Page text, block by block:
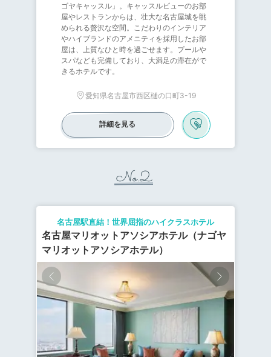
ゴヤキャッスル」。キャッスルビューのお部
屋やレストランからは、壮大な名古屋城を眺
められる贅沢な空間。こだわりのインテリア
やハイブランドのアメニティを採用したお部
屋は、上質なひと時を過ごせます。プールや
スパなども完備しており、大満足の滞在がで
きるホテルです。
愛知県名古屋市西区樋の口町3-19
詳細を見る
No.2
名古屋マリオットアソシアホテル（ナゴヤ
マリオットアソシアホテル）
名古屋駅直結！世界屈指のハイクラスホテル